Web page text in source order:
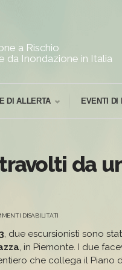
a Rischio
da Inondazione in Italia
DI ALLERTA EVENTI DI
da
DISABILITATI
ESCURSIONISTI
TRAVOLTI
DA
FRANA
, due escursionisti sono
, in Piemonte. I due
che collega il Piano